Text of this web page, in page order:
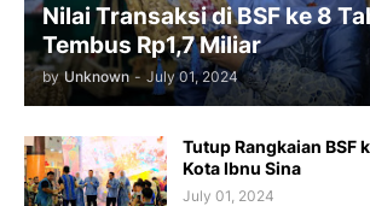
Nilai Transaksi di BSF ke 8
Tembus Rp1,7 Miliar
by Unknown - July 01, 2024
Tutup Rangkaian BSF
Kota Ibnu Sina
July 01, 2024